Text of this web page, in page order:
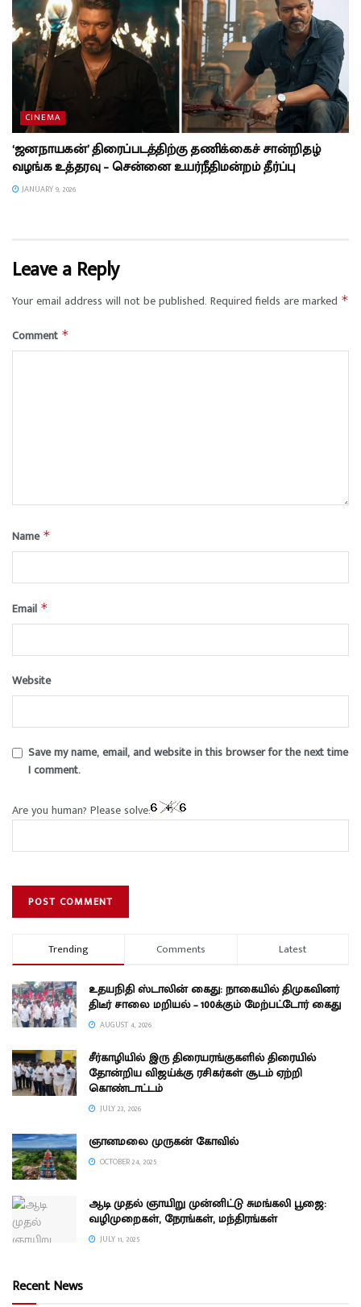
CINEMA
‘ஜனநாயகன்’ திரைப்படத்திற்கு தணிக்கைச் சான்றிதழ்
வழங்க உத்தரவு – சென்னை உயர்நீதிமன்றம் தீர்ப்பு
JANUARY 9, 2026
Leave a Reply
Your email address will not be published. Required fields are marked *
Comment *
Name *
Email *
Website
Save my name, email, and website in this browser for the next time
I comment.
Are you human? Please solve:
Trending Comments Latest
உதயநிதி ஸ்டாலின் கைது: நாகையில் திமுகவினர்
திடீர் சாலை மறியல் – 100க்கும் மேற்பட்டோர் கைது
AUGUST 4, 2026
சீர்காழியில் இரு திரையரங்குகளில் திரையில்
தோன்றிய விஜய்க்கு ரசிகர்கள் சூடம் ஏற்றி
கொண்டாட்டம்
JULY 23, 2026
ஞானமலை முருகன் கோவில்
OCTOBER 24, 2025
ஆடி முதல் ஞாயிறு முன்னிட்டு சுமங்கலி பூஜை:
வழிமுறைகள், நேரங்கள், மந்திரங்கள்
JULY 11, 2025
Recent News